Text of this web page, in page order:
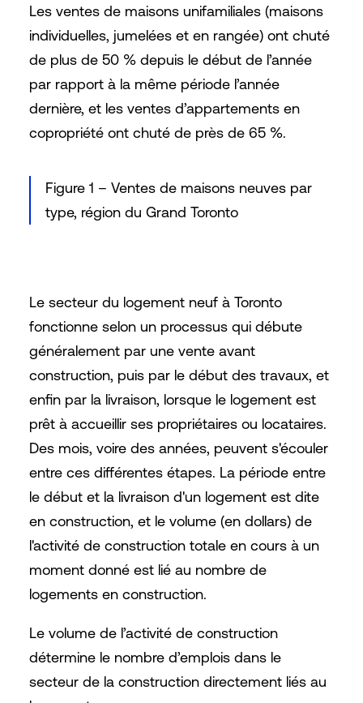
Les ventes de maisons unifamiliales (maisons
individuelles, jumelées et en rangée) ont chuté
de plus de 50 % depuis le début de l’année
par rapport à la même période l’année
dernière, et les ventes d’appartements en
copropriété ont chuté de près de 65 %.
Figure 1 – Ventes de maisons neuves par
type, région du Grand Toronto
Le secteur du logement neuf à Toronto
fonctionne selon un processus qui débute
généralement par une vente avant
construction, puis par le début des travaux, et
enfin par la livraison, lorsque le logement est
prêt à accueillir ses propriétaires ou locataires.
Des mois, voire des années, peuvent s'écouler
entre ces différentes étapes. La période entre
le début et la livraison d'un logement est dite
en construction, et le volume (en dollars) de
l'activité de construction totale en cours à un
moment donné est lié au nombre de
logements en construction.
Le volume de l’activité de construction
détermine le nombre d’emplois dans le
secteur de la construction directement liés au